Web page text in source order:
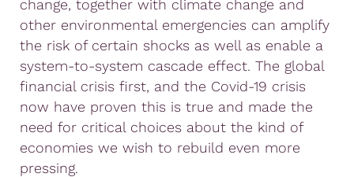
change, together with climate change and
other environmental emergencies can amplify
the risk of certain shocks as well as enable a
system-to-system cascade effect. The global
financial crisis first, and the Covid-19 crisis
now have proven this is true and made the
need for critical choices about the kind of
economies we wish to rebuild even more
pressing.